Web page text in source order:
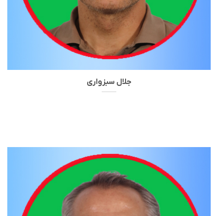
جلال سبزواری